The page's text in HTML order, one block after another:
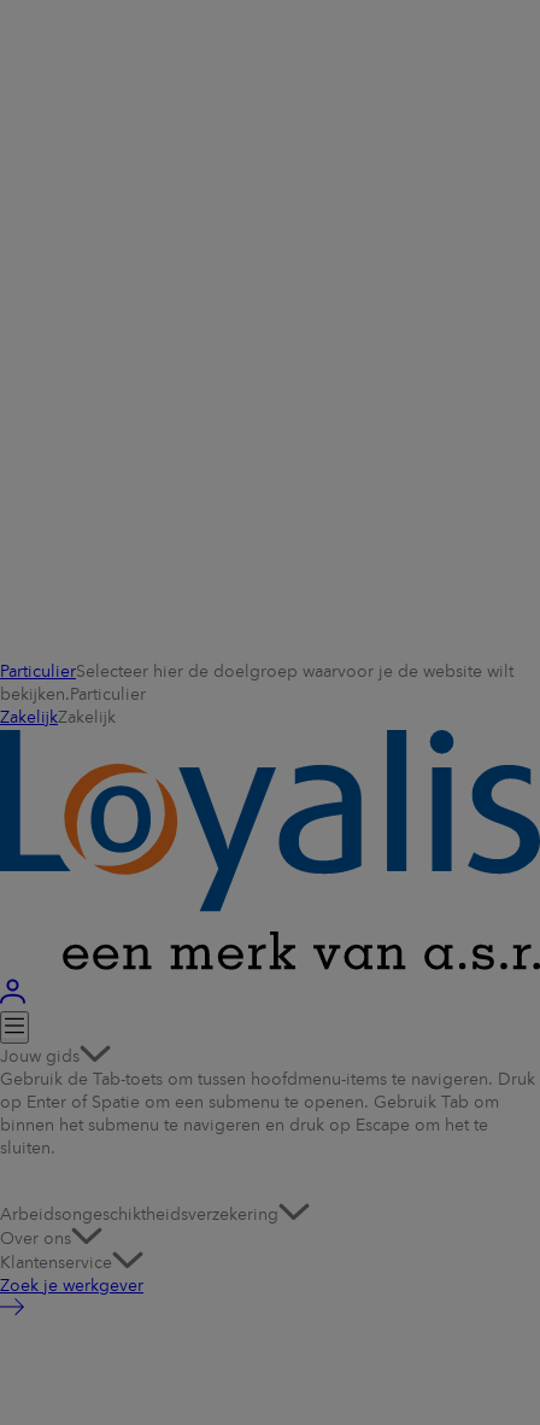
ParticulierSelecteer hier de doelgroep waarvoor je de website wilt
bekijken. Particulier
ZakelijkZakelijk
Jouw gids
Gebruik de Tab-toets om tussen hoofdmenu-items te navigeren. Druk
op Enter of Spatie om een submenu te openen. Gebruik Tab om
binnen het submenu te navigeren en druk op Escape om het te
sluiten.
Arbeidsongeschiktheidsverzekering
Over ons
Klantenservice
Zoek je werkgever